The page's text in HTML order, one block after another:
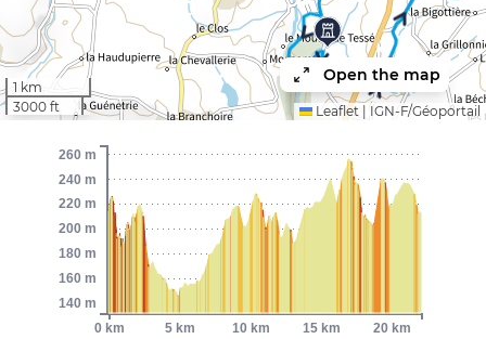
1 km
3000 ft
Open the map
Leaflet IGN-F/Géoportail
0 km 5 km 10 km 15 km 20 km
140 m
160 m
180 m
200 m
220 m
240 m
260 m